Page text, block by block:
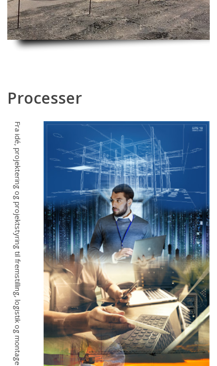
Processer
Fra idé, projektering og projektstyring til fremstilling, logistik og montage